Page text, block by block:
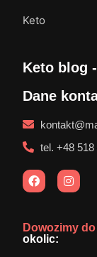
Keto
Keto blog
Dane
tel. +48 518
Dowozimy
okolic: